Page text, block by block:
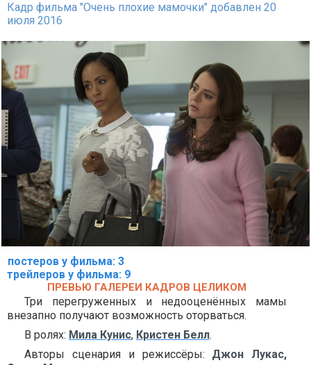
Кадр фильма "Очень плохие мамочки" добавлен 20
июля 2016
постеров у фильма: 3
трейлеров у фильма: 9
ПРЕВЬЮ ГАЛЕРЕИ КАДРОВ ЦЕЛИКОМ
Три перегруженных и недооценённых мамы
внезапно получают возможность оторваться.
В ролях: Мила Кунис, Кристен Белл.
Авторы сценария и режиссёры: Джон Лукас,